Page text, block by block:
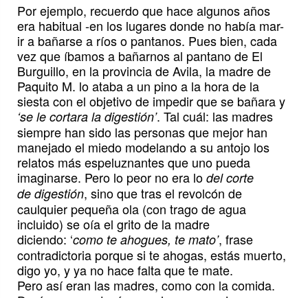
Por ejemplo, recuerdo que hace algunos años
era habitual -en los lugares donde no había mar-
ir a bañarse a ríos o pantanos. Pues bien, cada
vez que íbamos a bañarnos al pantano de El
Burguillo, en la provincia de Avila, la madre de
Paquito M. lo ataba a un pino a la hora de la
siesta con el objetivo de impedir que se bañara y
‘se le cortara la digestión’. Tal cuál: las madres
siempre han sido las personas que mejor han
manejado el miedo modelando a su antojo los
relatos más espeluznantes que uno pueda
imaginarse. Pero lo peor no era lo del corte
de digestión, sino que tras el revolcón de
caulquier pequeña ola (con trago de agua
incluido) se oía el grito de la madre
diciendo: ‘como te ahogues, te mato’, frase
contradictoria porque si te ahogas, estás muerto,
digo yo, y ya no hace falta que te mate.
Pero así eran las madres, como con la comida.